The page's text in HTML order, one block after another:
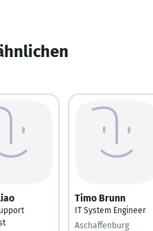
Timo Brunn
IT System Engineer
Aschaffenburg